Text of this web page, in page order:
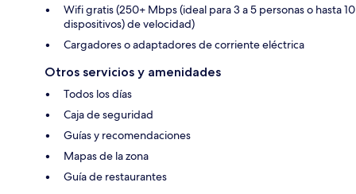
Wifi gratis (250+ Mbps (ideal para 3 a 5 personas o hasta 10
dispositivos) de velocidad)
Cargadores o adaptadores de corriente eléctrica
Otros servicios y amenidades
Todos los días
Caja de seguridad
Guías y recomendaciones
Mapas de la zona
Guía de restaurantes